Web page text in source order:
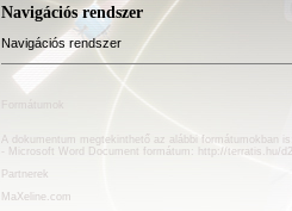
Navigációs rendszer
Navigációs rendszer
A dokumentum megtekinthető az alábbi formátumokban
- Microsoft Word Document formátum:
http://terratis.hu/
Partnerek
MaXeline.com